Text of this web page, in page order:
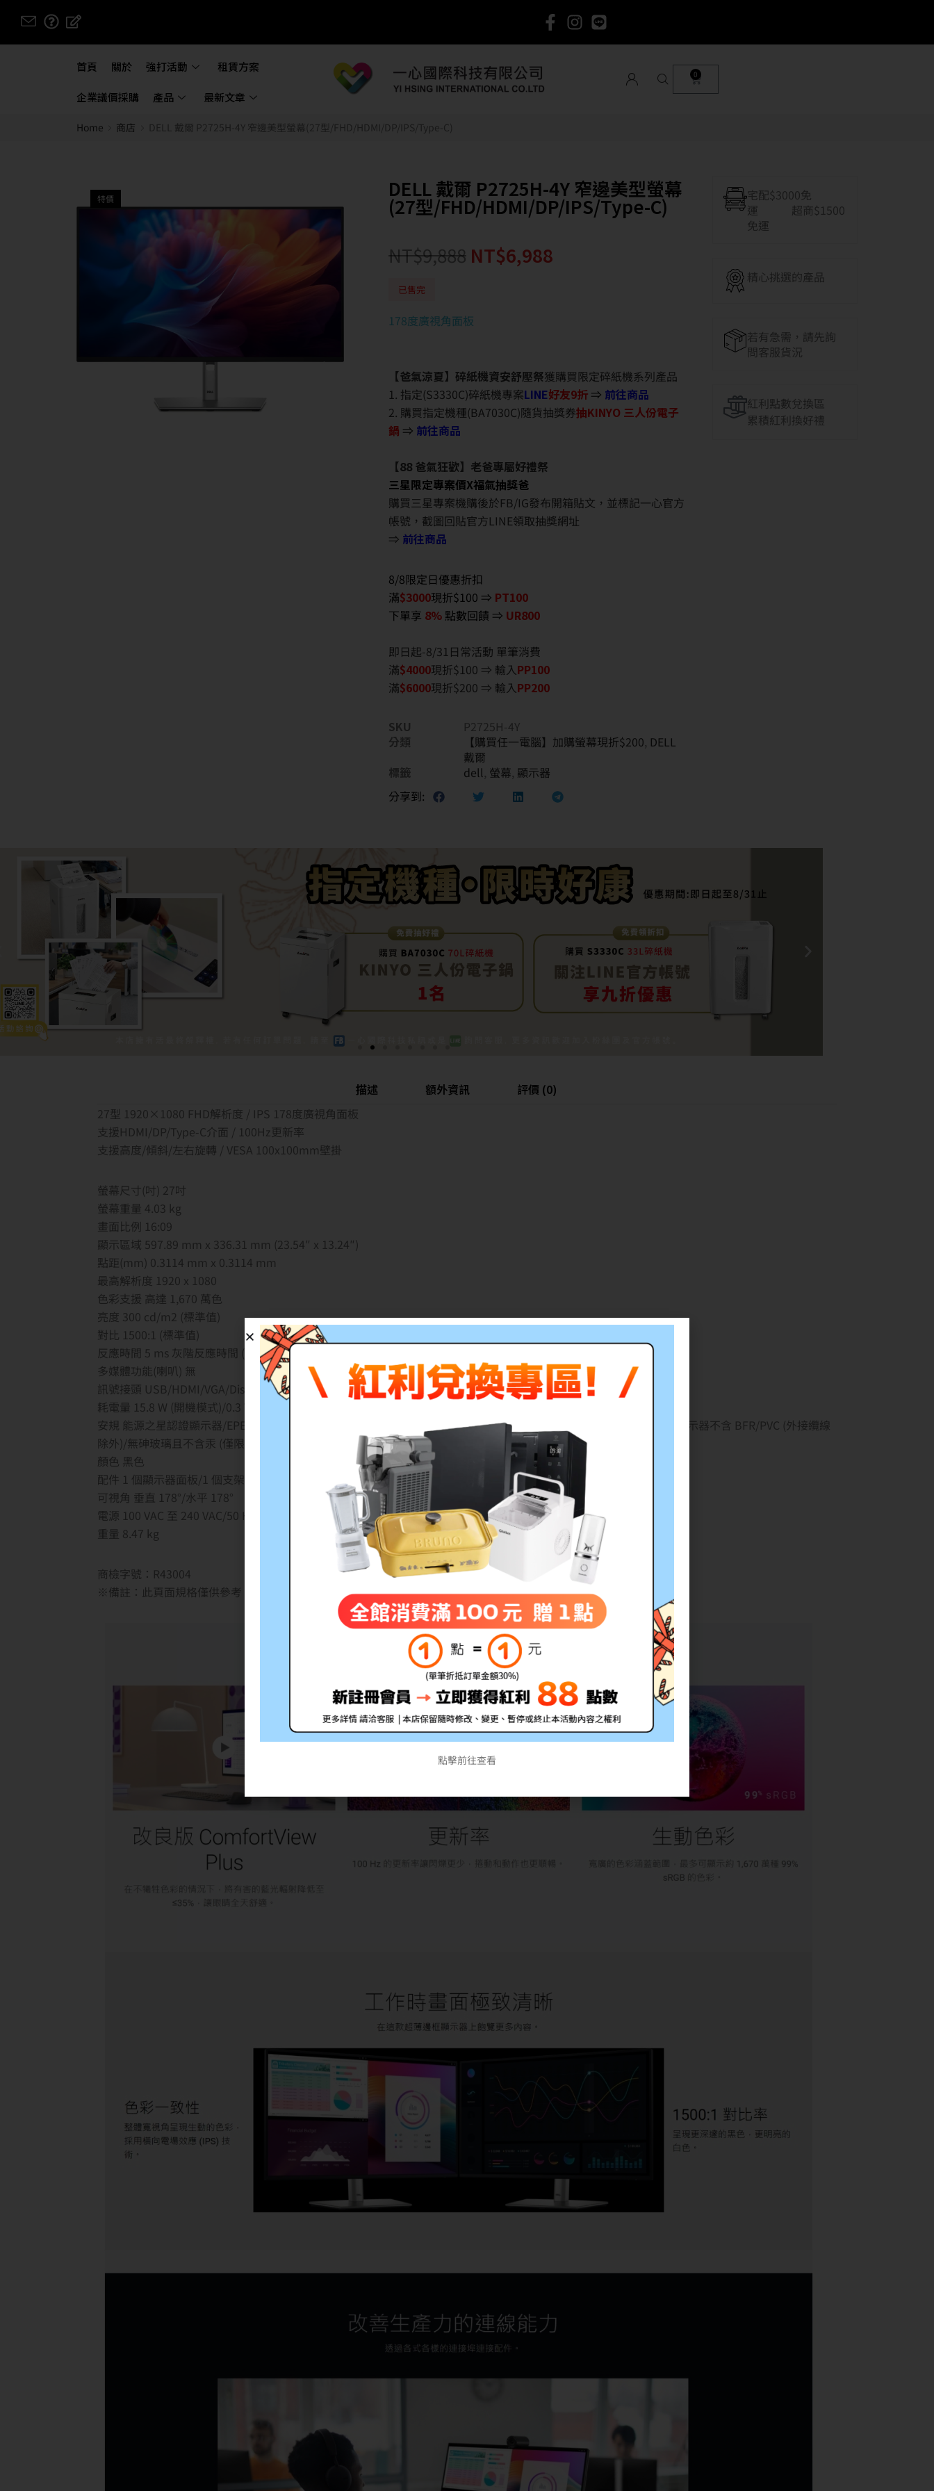
首頁 關於 強打活動 租賃方案
企業議價採購 產品 最新文章
0
Home 商店 DELL 戴爾 P2725H-4Y 窄邊美型螢幕(27型/FHD/HDMI/DP/IPS/Type-C)
特價 DELL 戴爾 P2725H-4Y 窄邊美型螢幕
(27型/FHD/HDMI/DP/IPS/Type-C)
NT$9,888 NT$6,988
已售完
178度廣視角面板
【爸氣涼夏】碎紙機資安舒壓祭獲購買限定碎紙機系列產品
1. 指定(S3330C)碎紙機專案LINE好友9折 ⇒ 前往商品
2. 購買指定機種(BA7030C)隨貨抽獎券抽KINYO 三人份電子
鍋 ⇒ 前往商品
【88 爸氣狂歡】老爸專屬好禮祭
三星限定專案價X福氣抽獎爸
購買三星專案機購後於FB/IG發布開箱貼文，並標記一心官方
帳號，截圖回貼官方LINE領取抽獎網址
⇒ 前往商品
8/8限定日優惠折扣
滿$3000現折$100 ⇒ PT100
下單享 8% 點數回饋 ⇒ UR800
即日起-8/31日常活動 單筆消費
滿$4000現折$100 ⇒ 輸入PP100
滿$6000現折$200 ⇒ 輸入PP200
SKU
P2725H-4Y
分類
【購買任一電腦】加購螢幕現折$200, DELL
戴爾
標籤
dell, 螢幕, 顯示器
分享到:
宅配$3000免
運 超商$1500
免運
精心挑選的產品
若有急需，請先詢
問客服貨況
紅利點數兌換區
累積紅利換好禮
描述 額外資訊
評價 (0)
27型 1920×1080 FHD解析度 / IPS 178度廣視角面板
支援HDMI/DP/Type-C介面 / 100Hz更新率
支援高度/傾斜/左右旋轉 / VESA 100x100mm壁掛
螢幕尺寸(吋) 27吋
螢幕重量 4.03 kg
畫面比例 16:09
顯示區域 597.89 mm x 336.31 mm (23.54″ x 13.24″)
點距(mm) 0.3114 mm x 0.3114 mm
最高解析度 1920 x 1080
色彩支援 高達 1,670 萬色
亮度 300 cd/m2 (標準值)
對比 1500:1 (標準值)
反應時間 5 ms 灰階反應時間 (快速模式)/8 ms 灰階反應時間 (正常模式)
多媒體功能(喇叭) 無
訊號接頭 USB/HDMI/VGA/Display Port
耗電量 15.8 W (開機模式)/0.3 W (待機模式)/0.3 W (關機模式)
安規 能源之星認證顯示器/EPEAT GOLD/EPEAT Climate+/TCO Certified 顯示器/TCO Certified Edge/符合 RoHS 規範/顯示器不含 BFR/PVC (外接纜線
除外)/無砷玻璃且不含汞 (僅限面板)
顏色 黑色
配件 1 個顯示器面板/1 個支架與底座/1 份快速安裝指南/1 份安全、環境與法規資訊
可視角 垂直 178°/水平 178°
電源 100 VAC 至 240 VAC/50 Hz 或 60 Hz ± 3 Hz/1.5 A (標準值)
重量 8.47 kg
商檢字號：R43004
※備註：此頁面規格僅供參考，如有任何問題，請依原廠公告為主。
點擊前往查看